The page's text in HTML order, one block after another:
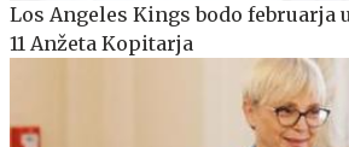
Los Angeles Kings bodo
11 Anžeta Kopitarja